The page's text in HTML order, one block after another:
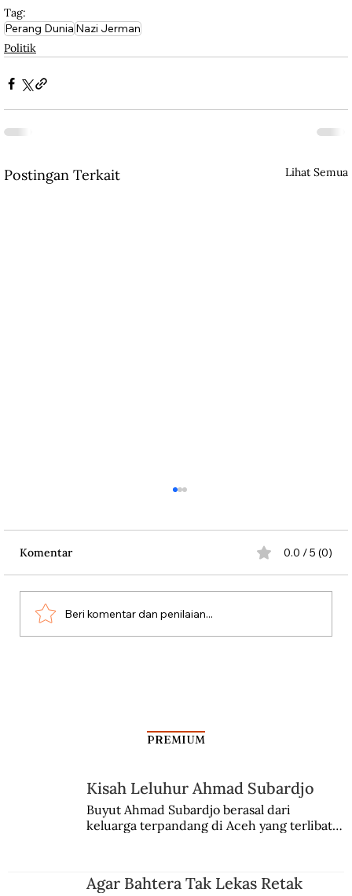
Tag:
Perang DuniaNazi Jerman
Politik
Postingan Terkait Lihat Semua
Komentar 0.0 / 5 (0)
Beri komentar dan penilaian...
PREMIUM
Kisah Leluhur Ahmad Subardjo
Buyut Ahmad Subardjo berasal dari
keluarga terpandang di Aceh yang terlibat
Agar Bahtera Tak Lekas Retak